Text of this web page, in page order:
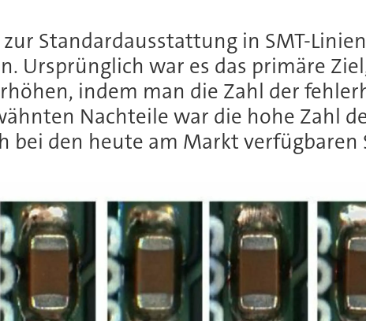
Standardausstattung in SMT-
Ursprünglich war es das primäre
indem man die Zahl der
Nachteile war die hohe Zahl
bei den heute am Markt verfügbaren